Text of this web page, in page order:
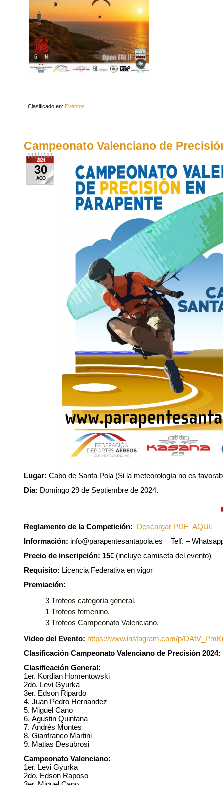
Clasificado en: Eventos
Campeonato Valenciano de
2024
30
AGO
Lugar: Cabo de Santa Pola (Si la meteorología no es
Día: Domingo 29 de Septiembre de 2024.
Reglamento de la Competición: Descargar PDF AQUI:
Información: info@parapentesantapola.es Telf. –
Precio de inscripción: 15€ (incluye camiseta del evento)
Requisito: Licencia Federativa en vigor
Premiación:
3 Trofeos categoría general.
1 Trofeos femenino.
3 Trofeos Campeonato Valenciano.
Video del Evento: https://www.instagram.com/p/
Clasificación Campeonato Valenciano de Precisión 2024:
Clasificación General:
1er. Kordian Homentowski
2do. Levi Gyurka
3er. Edson Ripardo
4. Juan Pedro Hernandez
5. Miguel Cano
6. Agustin Quintana
7. Andrés Montes
8. Gianfranco Martini
9. Matias Desubrosi
Campeonato Valenciano:
1er. Levi Gyurka
2do. Edson Raposo